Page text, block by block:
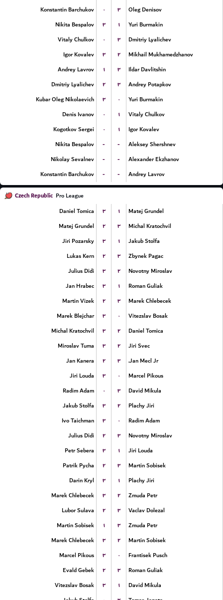
Konstantin Barchukov ۰ ۳
Oleg Denisov
Nikita Bespalov
۳ ۱
Yuri Burmakin
Vitaly Chulkov
۰ ۳
Dmitriy Lyalichev
Igor Kovalev
۳ ۲
Mikhail Mukhamedzhanov
Andrey Lavrov
۱ ۳
Ildar Davlitshin
Dmitriy Lyalichev
۲ ۳
Andrey Potapkov
Kubar Oleg Nikolaevich
۳ ۰
Yuri Burmakin
Denis Ivanov
۰ ۱
Vitaly Chulkov
Kogotkov Sergei
۰ ۱
Igor Kovalev
Nikita Bespalov
- -
Aleksey Shershnev
Nikolay Sevalnev
- -
Alexander Ekzhanov
Konstantin Barchukov
- - Andrey Lavrov
Czech Republic Pro League
Daniel Tomica
۳ ۱
Matej Grundel
Matej Grundel
۲ ۳
Michal Kratochvil
Jiri Pozarsky
۳ ۱
Jakub Stolfa
Lukas Kern
۲ ۳
Zbynek Pagac
Julius Didi
۳ ۲
Novotny Miroslav
Jan Hrabec
۳ ۱
Roman Guliak
Martin Vizek
۲ ۳
Marek Chlebecek
Marek Blejchar
۳ ۰
Vitezslav Bosak
Michal Kratochvil
۳ ۲
Daniel Tomica
Miroslav Tuma
۳ ۲
Jiri Svec
Jan Kanera
۲ ۳
Jan Mecl Jr.
Jiri Louda
۳ ۰
Marcel Pikous
Radim Adam
۰ ۳
David Mikula
Jakub Stolfa
۳ ۲
Plachy Jiri
Ivo Taichman
۳ ۰
Radim Adam
Julius Didi
۲ ۳
Novotny Miroslav
Petr Sebera
۳ ۱
Jiri Louda
Patrik Pycha
۲ ۳
Martin Sobisek
Darin Kryl
۳ ۱
Plachy Jiri
Marek Chlebecek
۳ ۲
Zmuda Petr
Lubor Sulava
۲ ۳
Vaclav Dolezal
Martin Sobisek
۱ ۳
Zmuda Petr
Marek Chlebecek
۳ ۲
Martin Sobisek
Marcel Pikous
۳ ۰
Frantisek Pusch
Evald Gebek
۲ ۳
Roman Guliak
Vitezslav Bosak
۳ ۱
David Mikula